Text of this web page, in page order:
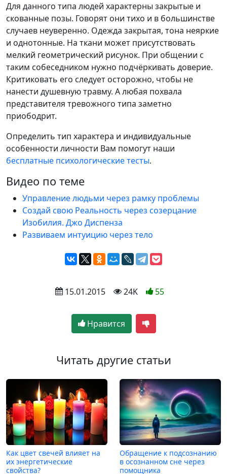
Для данного типа людей характерны закрытые и
скованные позы. Говорят они тихо и в большинстве
случаев неуверенно. Одежда закрытая, тона неяркие
и однотонные. На ткани может присутствовать
мелкий геометрический рисунок. При общении с
таким собеседником нужно подчёркивать доверие.
Критиковать его следует осторожно, чтобы не
нанести душевную травму. А любая похвала
представителя тревожного типа заметно
приободрит.
Определить тип характера и индивидуальные
особенности личности Вам помогут наши
бесплатные психологические тесты.
Видео по теме
Управление людьми через рамку проблемы
Создай свою Реальность через созерцание
Изобилия. Джо Диспенза
Развиваем интуицию через тело
15.01.2015 24K 55
Нравится
Читать другие статьи
Как цвет свечей влияет на
их энергетические
свойства?
Обращение к подсознанию
в осознанном сне через
помощника